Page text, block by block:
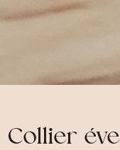
Collier